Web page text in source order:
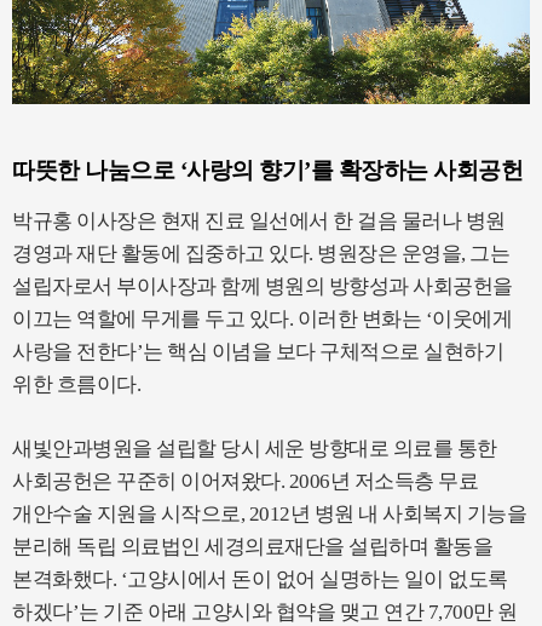
따뜻한 나눔으로 ‘사랑의 향기’를 확장하는 사회공헌
박규홍 이사장은 현재 진료 일선에서 한 걸음 물러나 병원
경영과 재단 활동에 집중하고 있다. 병원장은 운영을, 그는
설립자로서 부이사장과 함께 병원의 방향성과 사회공헌을
이끄는 역할에 무게를 두고 있다. 이러한 변화는 ‘이웃에게
사랑을 전한다’는 핵심 이념을 보다 구체적으로 실현하기
위한 흐름이다.
새빛안과병원을 설립할 당시 세운 방향대로 의료를 통한
사회공헌은 꾸준히 이어져왔다. 2006년 저소득층 무료
개안수술 지원을 시작으로, 2012년 병원 내 사회복지 기능을
분리해 독립 의료법인 세경의료재단을 설립하며 활동을
본격화했다. ‘고양시에서 돈이 없어 실명하는 일이 없도록
하겠다’는 기준 아래 고양시와 협약을 맺고 연간 7,700만 원